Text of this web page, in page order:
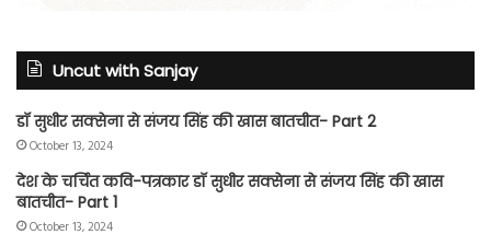
Uncut with Sanjay
डॉ सुधीर सक्सेना से संजय सिंह की खास बातचीत- Part 2
October 13, 2024
देश के चर्चित कवि-पत्रकार डॉ सुधीर सक्सेना से संजय सिंह की खास
बातचीत- Part 1
October 13, 2024